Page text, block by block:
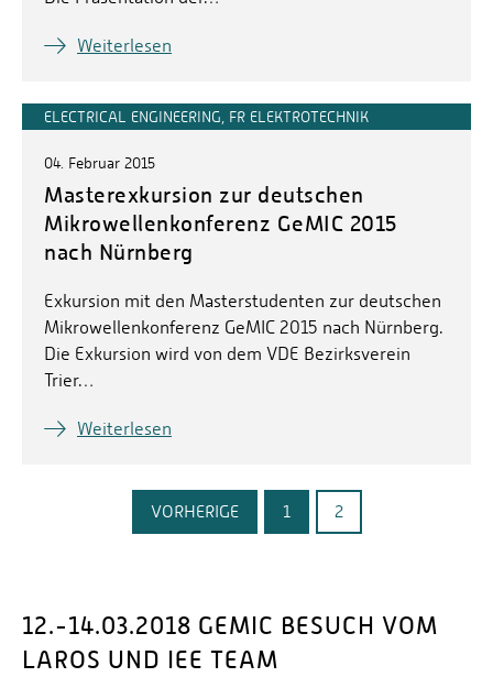
Weiterlesen
ELECTRICAL ENGINEERING, FR ELEKTROTECHNIK
04. Februar 2015
Masterexkursion zur deutschen
Mikrowellenkonferenz GeMIC 2015
nach Nürnberg
Exkursion mit den Masterstudenten zur deutschen
Mikrowellenkonferenz GeMIC 2015 nach Nürnberg.
Die Exkursion wird von dem VDE Bezirksverein
Trier…
Weiterlesen
VORHERIGE 1 2
12.-14.03.2018 GEMIC BESUCH VOM
LAROS UND IEE TEAM